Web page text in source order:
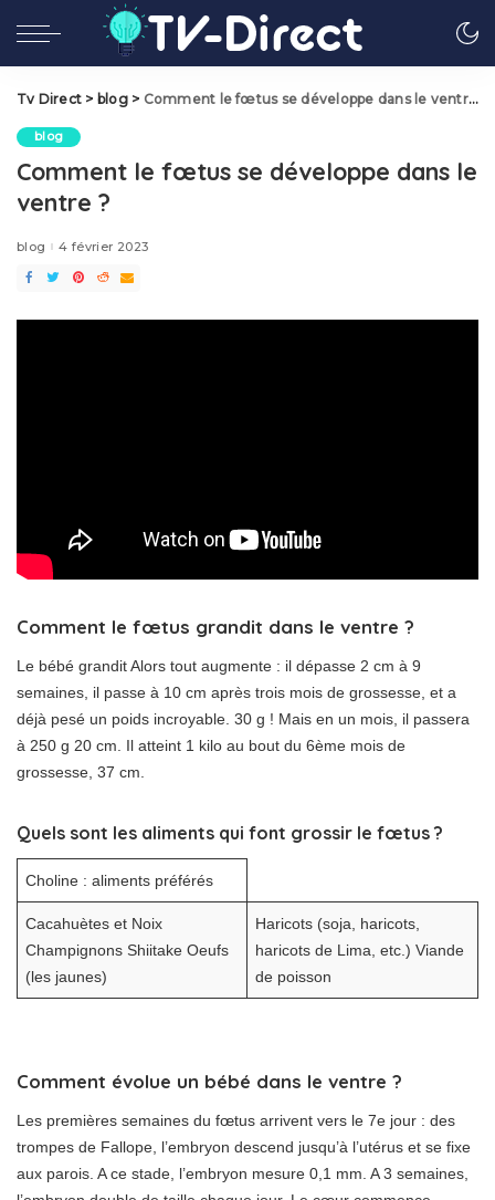
Tv Direct > blog> Comment le fœtus se développe dans le ventre ?
blog
Comment le fœtus se développe dans le
ventre ?
blog 4 février 2023
Comment le fœtus grandit dans le ventre ?
Le bébé grandit Alors tout augmente : il dépasse 2 cm à 9
semaines, il passe à 10 cm après trois mois de grossesse, et a
déjà pesé un poids incroyable. 30 g ! Mais en un mois, il passera
à 250 g 20 cm. Il atteint 1 kilo au bout du 6ème mois de
grossesse, 37 cm.
Quels sont les aliments qui font grossir le fœtus ?
Choline : aliments préférés
Cacahuètes et Noix
Champignons Shiitake Oeufs
(les jaunes)
Haricots (soja, haricots,
haricots de Lima, etc.) Viande
de poisson
Comment évolue un bébé dans le ventre ?
Les premières semaines du fœtus arrivent vers le 7e jour : des
trompes de Fallope, l’embryon descend jusqu’à l’utérus et se fixe
aux parois. A ce stade, l’embryon mesure 0,1 mm. A 3 semaines,